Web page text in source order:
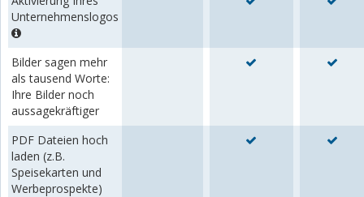
Unternehmenslogos
Bilder sagen mehr
als tausend Worte:
Ihre Bilder noch
aussagekräftiger
PDF Dateien hoch
laden (z.B.
Speisekarten und
Werbeprospekte)